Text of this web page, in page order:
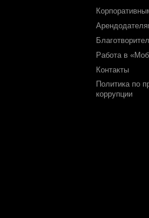
Работа в
Контакты
Политика по
коррупции